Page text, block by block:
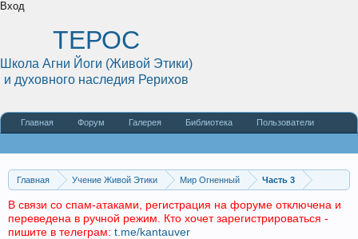
Вход
Главная Учение Живой Этики Мир Огненный Часть 3
В связи со спам-атаками, регистрация на форуме отключена и
переведена в ручной режим. Кто хочет зарегистрироваться -
пишите в телеграм: t.me/kantauver
ТЕРОС
Школа Агни Йоги (Живой Этики)
и духовного наследия Рерихов
Главная Форум Галерея Библиотека Пользователи